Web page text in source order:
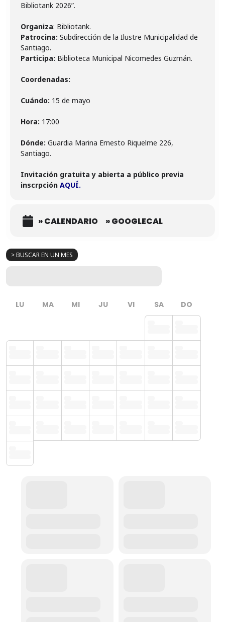
> BUSCAR EN UN MES
LU MA MI JU VI SA DO
Bibliotank 2026”.
Organiza
Patrocina: Subdirección de la Ilustre Municipalidad de
Participa: Biblioteca Municipal Nicomedes Guzmán.
Coordenadas:
Cuándo: 15 de mayo
Hora: 17:00
Dónde: Guardia Marina Ernesto Riquelme 226,
Santiago.
Invitación gratuita y abierta a público previa
inscrpción AQUÍ.
» CALENDARIO » GOOGLECAL